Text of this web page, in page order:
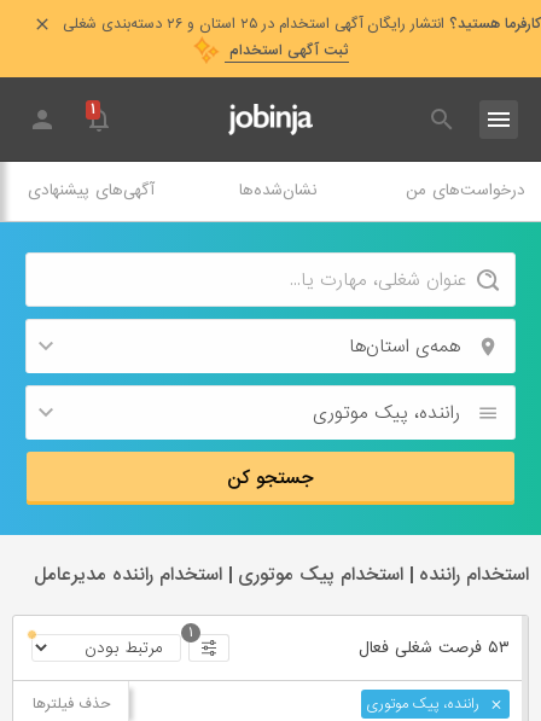
کارفرما هستید؟ انتشار رایگان آگهی استخدام در ۲۵ استان و ۲۶ دسته‌بندی شغلی
ثبت آگهی استخدام
۱
درخواست‌های من نشان‌شده‌ها آگهی‌های پیشنهادی
همه‌ی استان‌ها
راننده، پیک موتوری
جستجو کن
استخدام راننده | استخدام پیک موتوری | استخدام راننده مدیرعامل
۵۳ فرصت ‌شغلی فعال
۱
راننده، پیک موتوری حذف فیلترها